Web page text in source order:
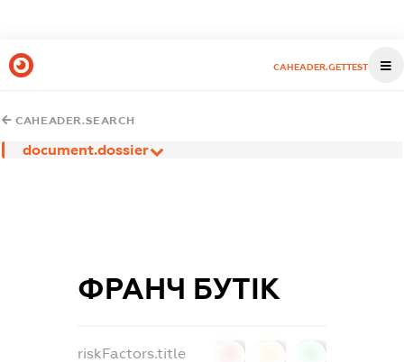
CAHEADER.GETTEST
CAHEADER.SEARCH
document.dossier
ФРАНЧ БУТІК
riskFactors.title